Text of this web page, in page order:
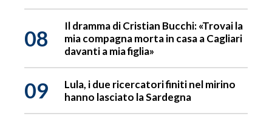
08
Il dramma di Cristian Bucchi: «Trovai la
mia compagna morta in casa a Cagliari
davanti a mia figlia»
09
Lula, i due ricercatori finiti nel mirino
hanno lasciato la Sardegna